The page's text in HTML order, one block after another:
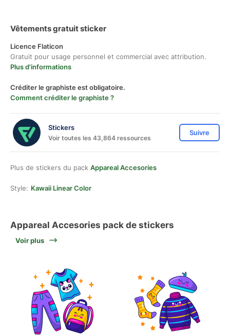
Vêtements gratuit sticker
Licence Flaticon
Gratuit pour usage personnel et commercial avec attribution.
Plus d'informations
Créditer le graphiste est obligatoire.
Comment créditer le graphiste ?
Stickers
Voir toutes les 43,864 ressources
Suivre
Plus de stickers du pack Appareal Accesories
Style: Kawaii Linear Color
Appareal Accesories pack de stickers
Voir plus